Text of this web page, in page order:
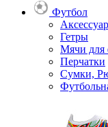
Футбол
Гетры
Мячи для
Перчатки
Сумки,